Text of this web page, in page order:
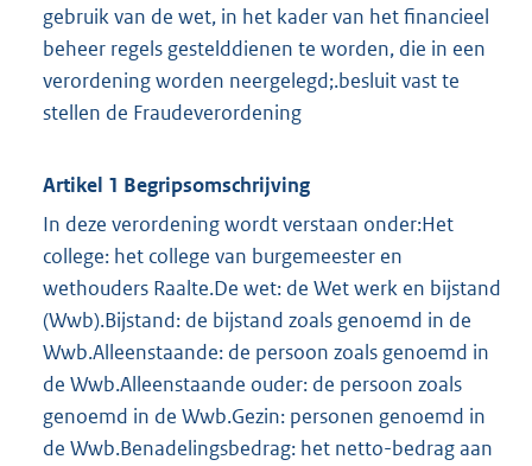
gebruik van de wet, in het kader van het financieel
beheer regels gestelddienen te worden, die in een
verordening worden neergelegd;.besluit vast te
stellen de Fraudeverordening
Artikel 1 Begripsomschrijving
In deze verordening wordt verstaan onder:Het
college: het college van burgemeester en
wethouders Raalte.De wet: de Wet werk en bijstand
(Wwb).Bijstand: de bijstand zoals genoemd in de
Wwb.Alleenstaande: de persoon zoals genoemd in
de Wwb.Alleenstaande ouder: de persoon zoals
genoemd in de Wwb.Gezin: personen genoemd in
de Wwb.Benadelingsbedrag: het netto-bedrag aan